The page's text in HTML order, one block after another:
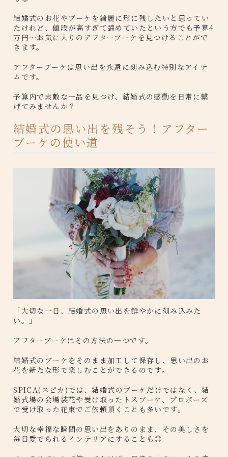
結婚式のお花やブーケを綺麗に形に残したいと思ってい
たけれど、値段が高すぎて諦めていたという方でも予算4
万円〜お気に入りのアフターブーケを見つけることがで
きます。
アフターブーケは思い出を永遠に刻み込む特別なアイテ
ムです。
予算内で素敵な一品を見つけ、結婚式の感動を日常に繋
げてみませんか？
結婚式の思い出を残そう！アフター
ブーケの使い道
「大切な一日、結婚式の思い出を鮮やかに刻み込みた
い。」
アフターブーケはその方法の一つです。
結婚式のブーケをそのまま加工して保存し、思い出のお
花を新たな形で楽しむことができるのです。
SPICA(スピカ)では、結婚式のブーケだけではなく、結
婚式場の会場装花や受け取ったトスブーケ、プロポーズ
で受け取った花束でご依頼頂くことも多いです。
大切な幸福な瞬間の思い出をありのまま、その美しさを
毎日愛でられるインテリアにすることも◎